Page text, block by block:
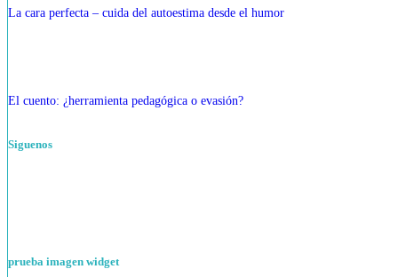
La cara perfecta – cuida del autoestima desde el humor
El cuento: ¿herramienta pedagógica o evasión?
Siguenos
prueba imagen widget